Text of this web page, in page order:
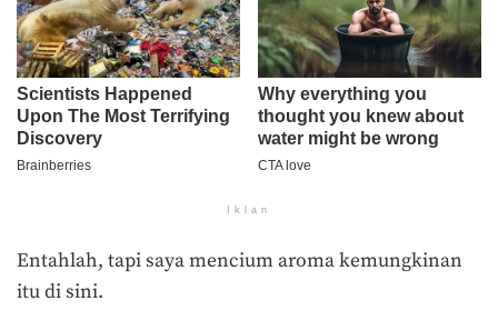
Iklan
Entahlah, tapi saya mencium aroma kemungkinan
itu di sini.